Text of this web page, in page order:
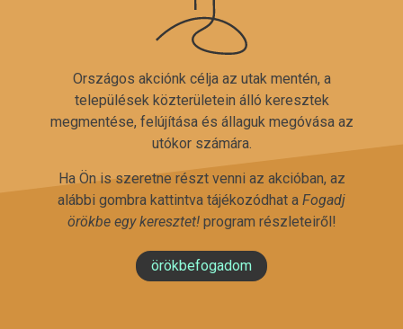
Országos akciónk célja az utak mentén, a
települések közterületein álló keresztek
megmentése, felújítása és állaguk megóvása az
utókor számára.
Ha Ön is szeretne részt venni az akcióban, az
alábbi gombra kattintva tájékozódhat a Fogadj
örökbe egy keresztet!program részleteiről!
örökbefogadom